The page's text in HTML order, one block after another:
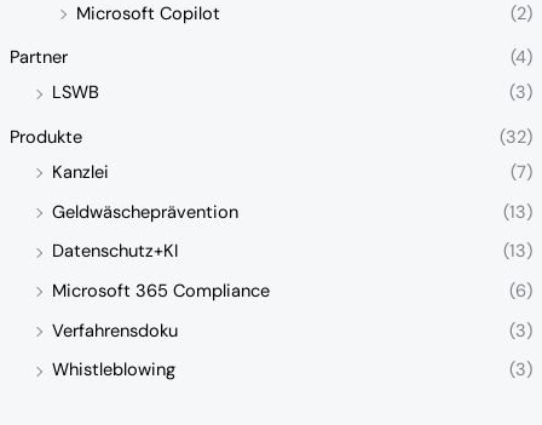
Microsoft Copilot
(2)
Partner
(4)
LSWB
(3)
Produkte
(32)
Kanzlei
(7)
Geldwäscheprävention
(13)
Datenschutz+KI
(13)
Microsoft 365 Compliance
(6)
Verfahrensdoku
(3)
Whistleblowing
(3)